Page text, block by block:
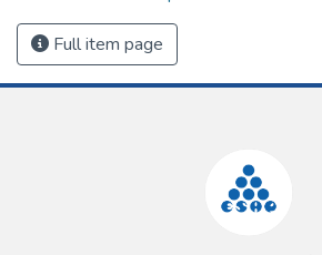
Full item page